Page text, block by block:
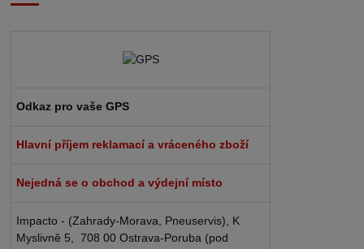
Odkaz pro vaše GPS
Hlavní příjem reklamací a vráceného zboží
Nejedná se o obchod a výdejní místo
Impacto - (Zahrady-Morava, Pneuservis), K
Myslivně 5, 708 00 Ostrava-Poruba (pod